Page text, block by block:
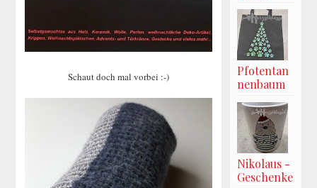
Schaut doch mal vorbei :-)
Pfotentan
nenbaum
Nikolaus -
Geschenke